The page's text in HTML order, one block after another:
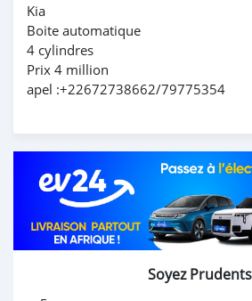
Kia
Boite automatique
4 cylindres
Prix 4 million
apel :+22672738662/79775354
Soyez Prudents